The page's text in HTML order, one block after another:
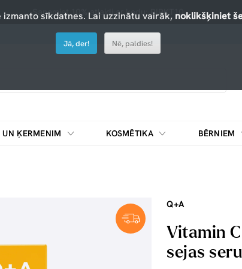
Saņemiet 10% atlaidi ar kodu: PIRKT10
UN ĶERMENIM KOSMĒTIKA BĒRNIEM
Q+A
Vitamin
sejas
izmanto sīkdatnes. Lai uzzinātu vairāk, noklikšķiniet
Jā, der! Nē, paldies!